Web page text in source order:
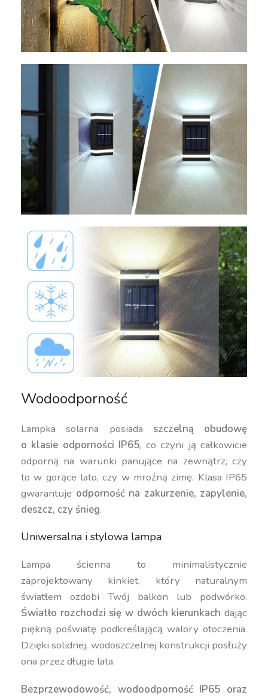
Wodoodporność
Lampka solarna posiada szczelną obudowę
o klasie odporności IP65, co czyni ją całkowicie
odporną na warunki panujące na zewnątrz, czy
to w gorące lato, czy w mroźną zimę. Klasa IP65
gwarantuje odporność na zakurzenie, zapylenie,
deszcz, czy śnieg.
Uniwersalna i stylowa lampa
Lampa ścienna to minimalistycznie
zaprojektowany kinkiet, który naturalnym
światłem ozdobi Twój balkon lub podwórko.
Światło rozchodzi się w dwóch kierunkach dając
piękną poświatę podkreślającą walory otoczenia.
Dzięki solidnej, wodoszczelnej konstrukcji posłuży
ona przez długie lata.
Bezprzewodowość, wodoodporność IP65 oraz